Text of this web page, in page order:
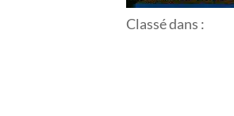
Classé dans :